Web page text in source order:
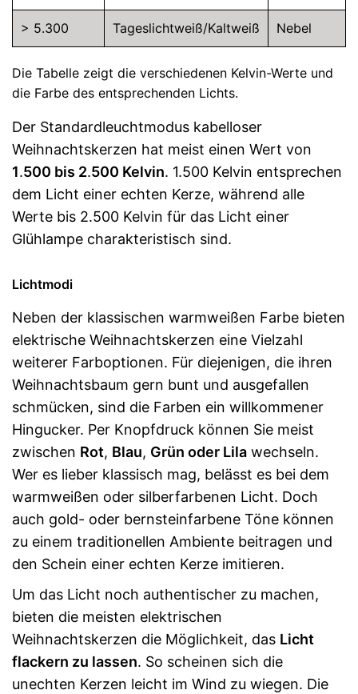
> 5.300 Tageslichtweiß/Kaltweiß Nebel
Die Tabelle zeigt die verschiedenen Kelvin-Werte und
die Farbe des entsprechenden Lichts.
Der Standardleuchtmodus kabelloser
Weihnachtskerzen hat meist einen Wert von
1.500 bis 2.500 Kelvin. 1.500 Kelvin entsprechen
dem Licht einer echten Kerze, während alle
Werte bis 2.500 Kelvin für das Licht einer
Glühlampe charakteristisch sind.
Lichtmodi
Neben der klassischen warmweißen Farbe bieten
elektrische Weihnachtskerzen eine Vielzahl
weiterer Farboptionen. Für diejenigen, die ihren
Weihnachtsbaum gern bunt und ausgefallen
schmücken, sind die Farben ein willkommener
Hingucker. Per Knopfdruck können Sie meist
zwischen Rot, Blau, Grün oder Lila wechseln.
Wer es lieber klassisch mag, belässt es bei dem
warmweißen oder silberfarbenen Licht. Doch
auch gold- oder bernsteinfarbene Töne können
zu einem traditionellen Ambiente beitragen und
den Schein einer echten Kerze imitieren.
Um das Licht noch authentischer zu machen,
bieten die meisten elektrischen
Weihnachtskerzen die Möglichkeit, das Licht
flackern zu lassen. So scheinen sich die
unechten Kerzen leicht im Wind zu wiegen. Die